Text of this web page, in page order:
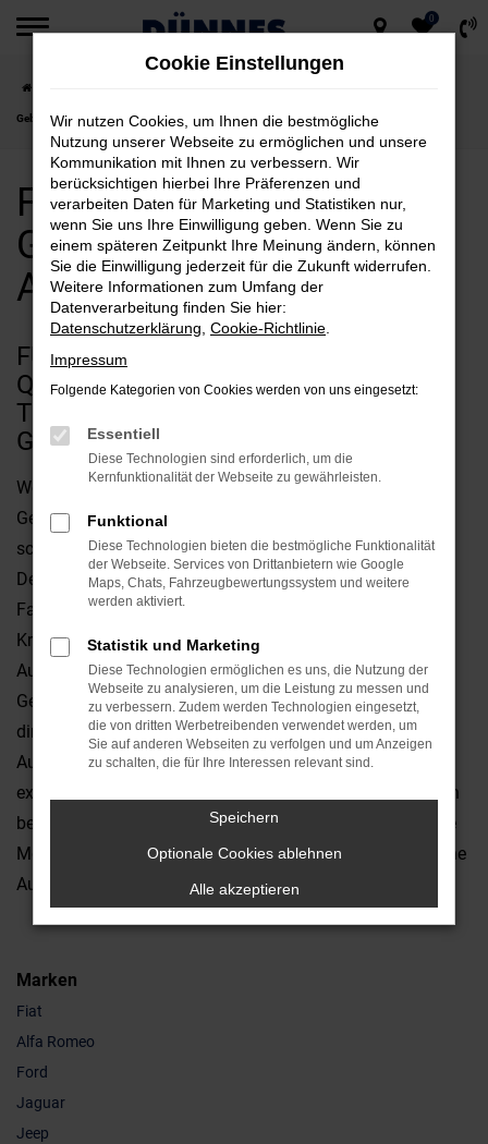
Zum
springen
0
Gebrauchtwagen für Amberg kaufen
Ford Transit Courier
Gebrauchtwagen für
Amberg kaufen
FÜR CLEVERSPARER UND
QUALITÄTSFANS IN AMBERG: FORD
TRANSIT COURIER
GEBRAUCHTWAGEN
Wenn Sie Ihren Autokauf für Amberg allein aus
Gesichtspunkten der Vernunft betrachten, landen Sie
schnell bei einem Ford Transit Courier Gebrauchtwagen.
Der Grund liegt in der exzellenten Qualität dieses
Fahrzeugs, das bereits seit vielen Jahren gleichermaßen
Kritiker wie Fahrerinnen und Fahrer überzeugt. Wir vom
Autohaus Dünnes sind Experten für Ford Transit Courier
Gebrauchtwagen und bieten zudem einen Lieferservice
direkt zu Ihnen nach Amberg oder in die Umgebung. Die
Auswahl ist enorm und mit ein wenig Glück finden Sie
exakt den Ford Transit Courier Gebrauchtwagen, der Ihnen
bereits seit Jahren vorschwebt. Oftmals besteht sogar die
Möglichkeit, die Motorisierung oder bei der Lackierung eine
Auswahl zu treffen.
Marken
Fiat
Alfa Romeo
Ford
Jaguar
Jeep
Cookie Einstellungen
Wir nutzen Cookies, um Ihnen die bestmögliche
Nutzung unserer Webseite zu ermöglichen und unsere
Kommunikation mit Ihnen zu verbessern. Wir
berücksichtigen hierbei Ihre Präferenzen und
verarbeiten Daten für Marketing und Statistiken nur,
wenn Sie uns Ihre Einwilligung geben. Wenn Sie zu
einem späteren Zeitpunkt Ihre Meinung ändern, können
Sie die Einwilligung jederzeit für die Zukunft widerrufen.
Weitere Informationen zum Umfang der
Datenverarbeitung finden Sie hier:
Datenschutzerklärung Cookie-Richtlinie
Impressum
Folgende Kategorien von Cookies werden von uns eingesetzt:
Essentiell
Diese Technologien sind erforderlich, um die
Kernfunktionalität der Webseite zu gewährleisten.
Funktional
Diese Technologien bieten die bestmögliche Funktionalität
der Webseite. Services von Drittanbietern wie Google
Maps, Chats, Fahrzeugbewertungssystem und weitere
werden aktiviert.
Statistik und Marketing
Diese Technologien ermöglichen es uns, die Nutzung der
Webseite zu analysieren, um die Leistung zu messen und
zu verbessern. Zudem werden Technologien eingesetzt,
die von dritten Werbetreibenden verwendet werden, um
Sie auf anderen Webseiten zu verfolgen und um Anzeigen
zu schalten, die für Ihre Interessen relevant sind.
Speichern
Optionale Cookies ablehnen
Alle akzeptieren